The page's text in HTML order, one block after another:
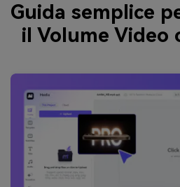
Guida semplice
il Volume Video